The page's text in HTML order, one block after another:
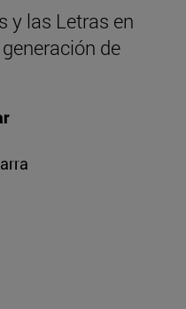
y las Letras en
de